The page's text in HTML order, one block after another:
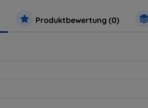
Produktbewertung (0)